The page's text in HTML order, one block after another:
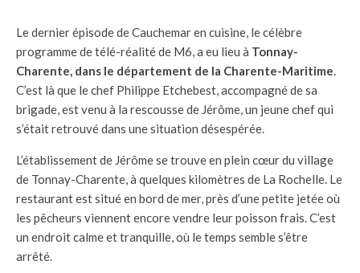
Le dernier épisode de Cauchemar en cuisine, le célèbre
programme de télé-réalité de M6, a eu lieu à Tonnay-
Charente, dans le département de la Charente-Maritime.
C’est là que le chef Philippe Etchebest, accompagné de sa
brigade, est venu à la rescousse de Jérôme, un jeune chef qui
s’était retrouvé dans une situation désespérée.
L’établissement de Jérôme se trouve en plein cœur du village
de Tonnay-Charente, à quelques kilomètres de La Rochelle. Le
restaurant est situé en bord de mer, près d’une petite jetée où
les pêcheurs viennent encore vendre leur poisson frais. C’est
un endroit calme et tranquille, où le temps semble s’être
arrêté.